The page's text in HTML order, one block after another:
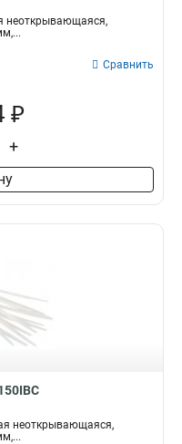
неоткрывающаяся,
Сравнить
₽
+
неоткрывающаяся,